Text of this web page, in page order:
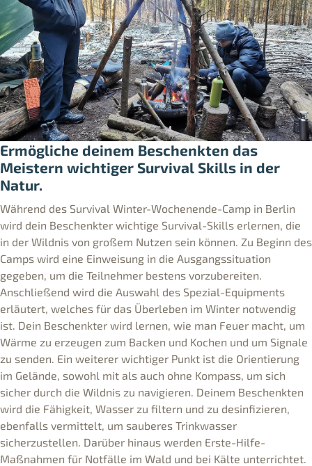
Ermögliche deinem Beschenkten das
Meistern wichtiger Survival Skills in der
Natur.
Während des Survival Winter-Wochenende-Camp in Berlin
wird dein Beschenkter wichtige Survival-Skills erlernen, die
in der Wildnis von großem Nutzen sein können. Zu Beginn des
Camps wird eine Einweisung in die Ausgangssituation
gegeben, um die Teilnehmer bestens vorzubereiten.
Anschließend wird die Auswahl des Spezial-Equipments
erläutert, welches für das Überleben im Winter notwendig
ist. Dein Beschenkter wird lernen, wie man Feuer macht, um
Wärme zu erzeugen zum Backen und Kochen und um Signale
zu senden. Ein weiterer wichtiger Punkt ist die Orientierung
im Gelände, sowohl mit als auch ohne Kompass, um sich
sicher durch die Wildnis zu navigieren. Deinem Beschenkten
wird die Fähigkeit, Wasser zu filtern und zu desinfizieren,
ebenfalls vermittelt, um sauberes Trinkwasser
sicherzustellen. Darüber hinaus werden Erste-Hilfe-
Maßnahmen für Notfälle im Wald und bei Kälte unterrichtet.